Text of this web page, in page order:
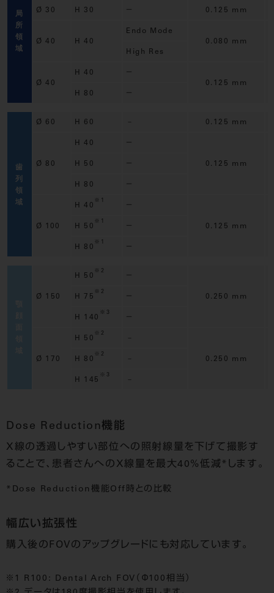
局
所
領
域
Ø 30 H 30 － 0.125 mm
Ø 40 H 40
Endo Mode
0.080 mm
High Res
Ø 40
H 40
－
0.125 mm
H 80
－
歯
列
領
域
Ø 60 H 60 － 0.125 mm
Ø 80
H 40 －
0.125 mm
H 50 －
H 80 －
Ø 100
H 40
※1
－
0.125 mm
H 50
※1
－
H 80
※1
－
Ø 150
H 50
※2
－
0.250 mm
H 75
※2
－
H 140
※3
－
Ø 170
H 50
※2
－
0.250 mm
H 80
※2
－
H 145
※3
－
Dose Reduction機能
X線の透過しやすい部位への照射線量を下げて撮影す
ることで、患者さんへのX線量を最大40%低減*します。
*Dose Reduction機能Off時との比較
幅広い拡張性
購入後のFOVのアップグレードにも対応しています。
R100: Dental Arch FOV（Φ100相当）